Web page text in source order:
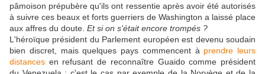
pâmoison prépubère qu'ils ont ressentie après avoir été autorisés
à suivre ces beaux et forts guerriers de Washington a laissé place
aux affres du doute. Et si on s'était encore trompés ?
L'héroïque président du Parlement européen est devenu soudain
bien discret, mais quelques pays commencent à prendre leurs
distances en refusant de reconnaître Guaido comme président